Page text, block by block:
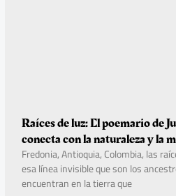
Raíces de luz: El poemario de
conecta con la naturaleza y la
Fredonia, Antioquia, Colombia, las
esa línea invisible que son los
encuentran en la tierra que